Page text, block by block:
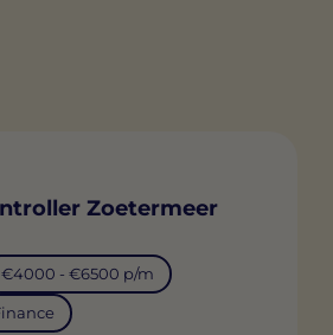
Zoetermeer
€4000 - €6500 p/m